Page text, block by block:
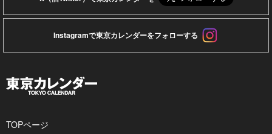
Instagramで東京カレンダーをフォローする
TOPページ